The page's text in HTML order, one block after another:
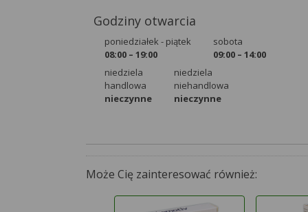
Godziny otwarcia
poniedziałek - piątek
08:00 – 19:00
sobota
09:00 – 14:00
niedziela
handlowa
nieczynne
niedziela
niehandlowa
nieczynne
Może Cię zainteresować również:
Więcej informacji